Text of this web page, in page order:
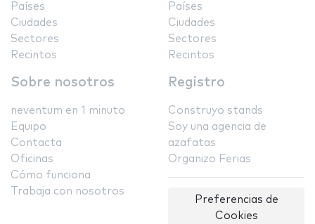
Países
Ciudades
Sectores
Recintos
Países
Ciudades
Sectores
Recintos
Sobre nosotros
neventum en 1 minuto
Equipo
Contacta
Oficinas
Cómo funciona
Trabaja con nosotros
Registro
Construyo stands
Soy una agencia de
azafatas
Organizo Ferias
Preferencias de
Cookies